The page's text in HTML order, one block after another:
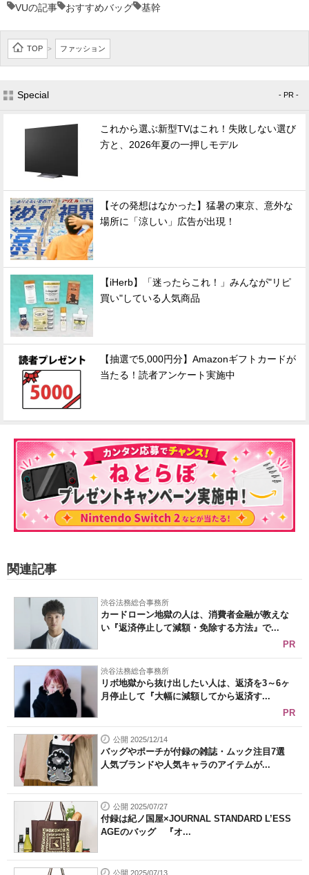
VUの記事 おすすめバッグ 基幹
TOP > ファッション
Special - PR -
これから選ぶ新型TVはこれ！失敗しない選び
方と、2026年夏の一押しモデル
【その発想はなかった】猛暑の東京、意外な
場所に「涼しい」広告が出現！
【iHerb】「迷ったらこれ！」みんなが"リピ
買い"している人気商品
【抽選で5,000円分】Amazonギフトカードが
当たる！読者アンケート実施中
関連記事
渋谷法務総合事務所
カードローン地獄の人は、消費者金融が教えな
い『返済停止して減額・免除する方法』で...
PR
渋谷法務総合事務所
リボ地獄から抜け出したい人は、返済を3～6ヶ
月停止して『大幅に減額してから返済す...
PR
公開 2025/12/14
バッグやポーチが付録の雑誌・ムック注目7選
人気ブランドや人気キャラのアイテムが...
公開 2025/07/27
付録は紀ノ国屋×JOURNAL STANDARD L’ESS
AGEのバッグ 『オ...
公開 2025/07/13